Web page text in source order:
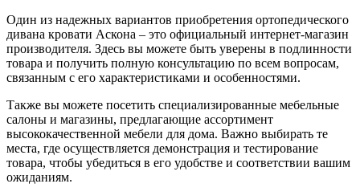
Один из надежных вариантов приобретения ортопедического
дивана кровати Аскона – это официальный интернет-магазин
производителя. Здесь вы можете быть уверены в подлинности
товара и получить полную консультацию по всем вопросам,
связанным с его характеристиками и особенностями.
Также вы можете посетить специализированные мебельные
салоны и магазины, предлагающие ассортимент
высококачественной мебели для дома. Важно выбирать те
места, где осуществляется демонстрация и тестирование
товара, чтобы убедиться в его удобстве и соответствии вашим
ожиданиям.